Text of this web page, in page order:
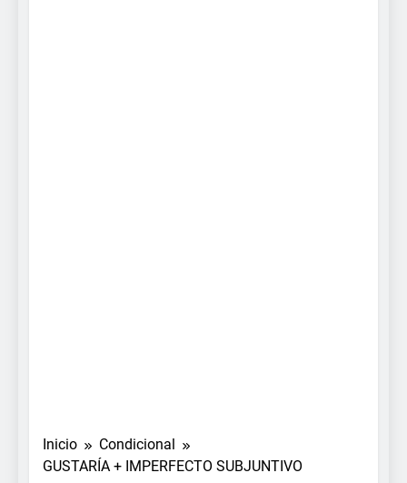
Inicio
Condicional
GUSTARÍA + IMPERFECTO SUBJUNTIVO